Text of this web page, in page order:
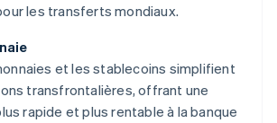
les transferts mondiaux.
et les stablecoins simplifient
transfrontalières, offrant une
rapide et plus rentable à la banque